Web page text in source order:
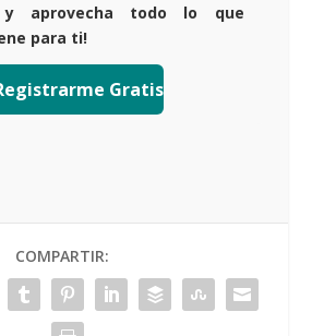
y aprovecha todo lo que
para ti!
Gratis
COMPARTIR: